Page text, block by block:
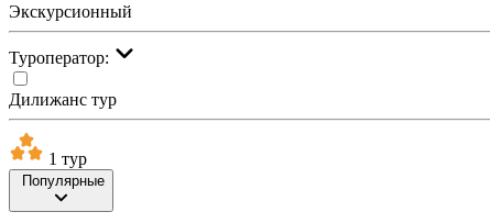
Экскурсионный
Туроператор:
Дилижанс тур
1 тур
Популярные